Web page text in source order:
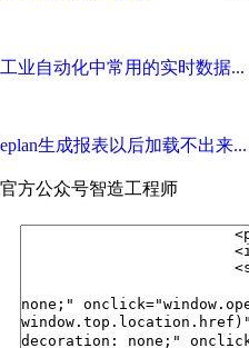
工业自动化中常用的实时数据...
eplan生成报表以后加载不出来...
官方公众号智造工程师